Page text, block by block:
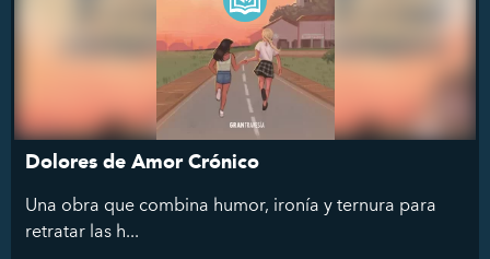
Dolores de Amor Crónico
Una obra que combina humor, ironía y ternura para
retratar las h...